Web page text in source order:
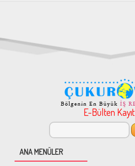
E-Bülten Kayıt
ANA MENÜLER